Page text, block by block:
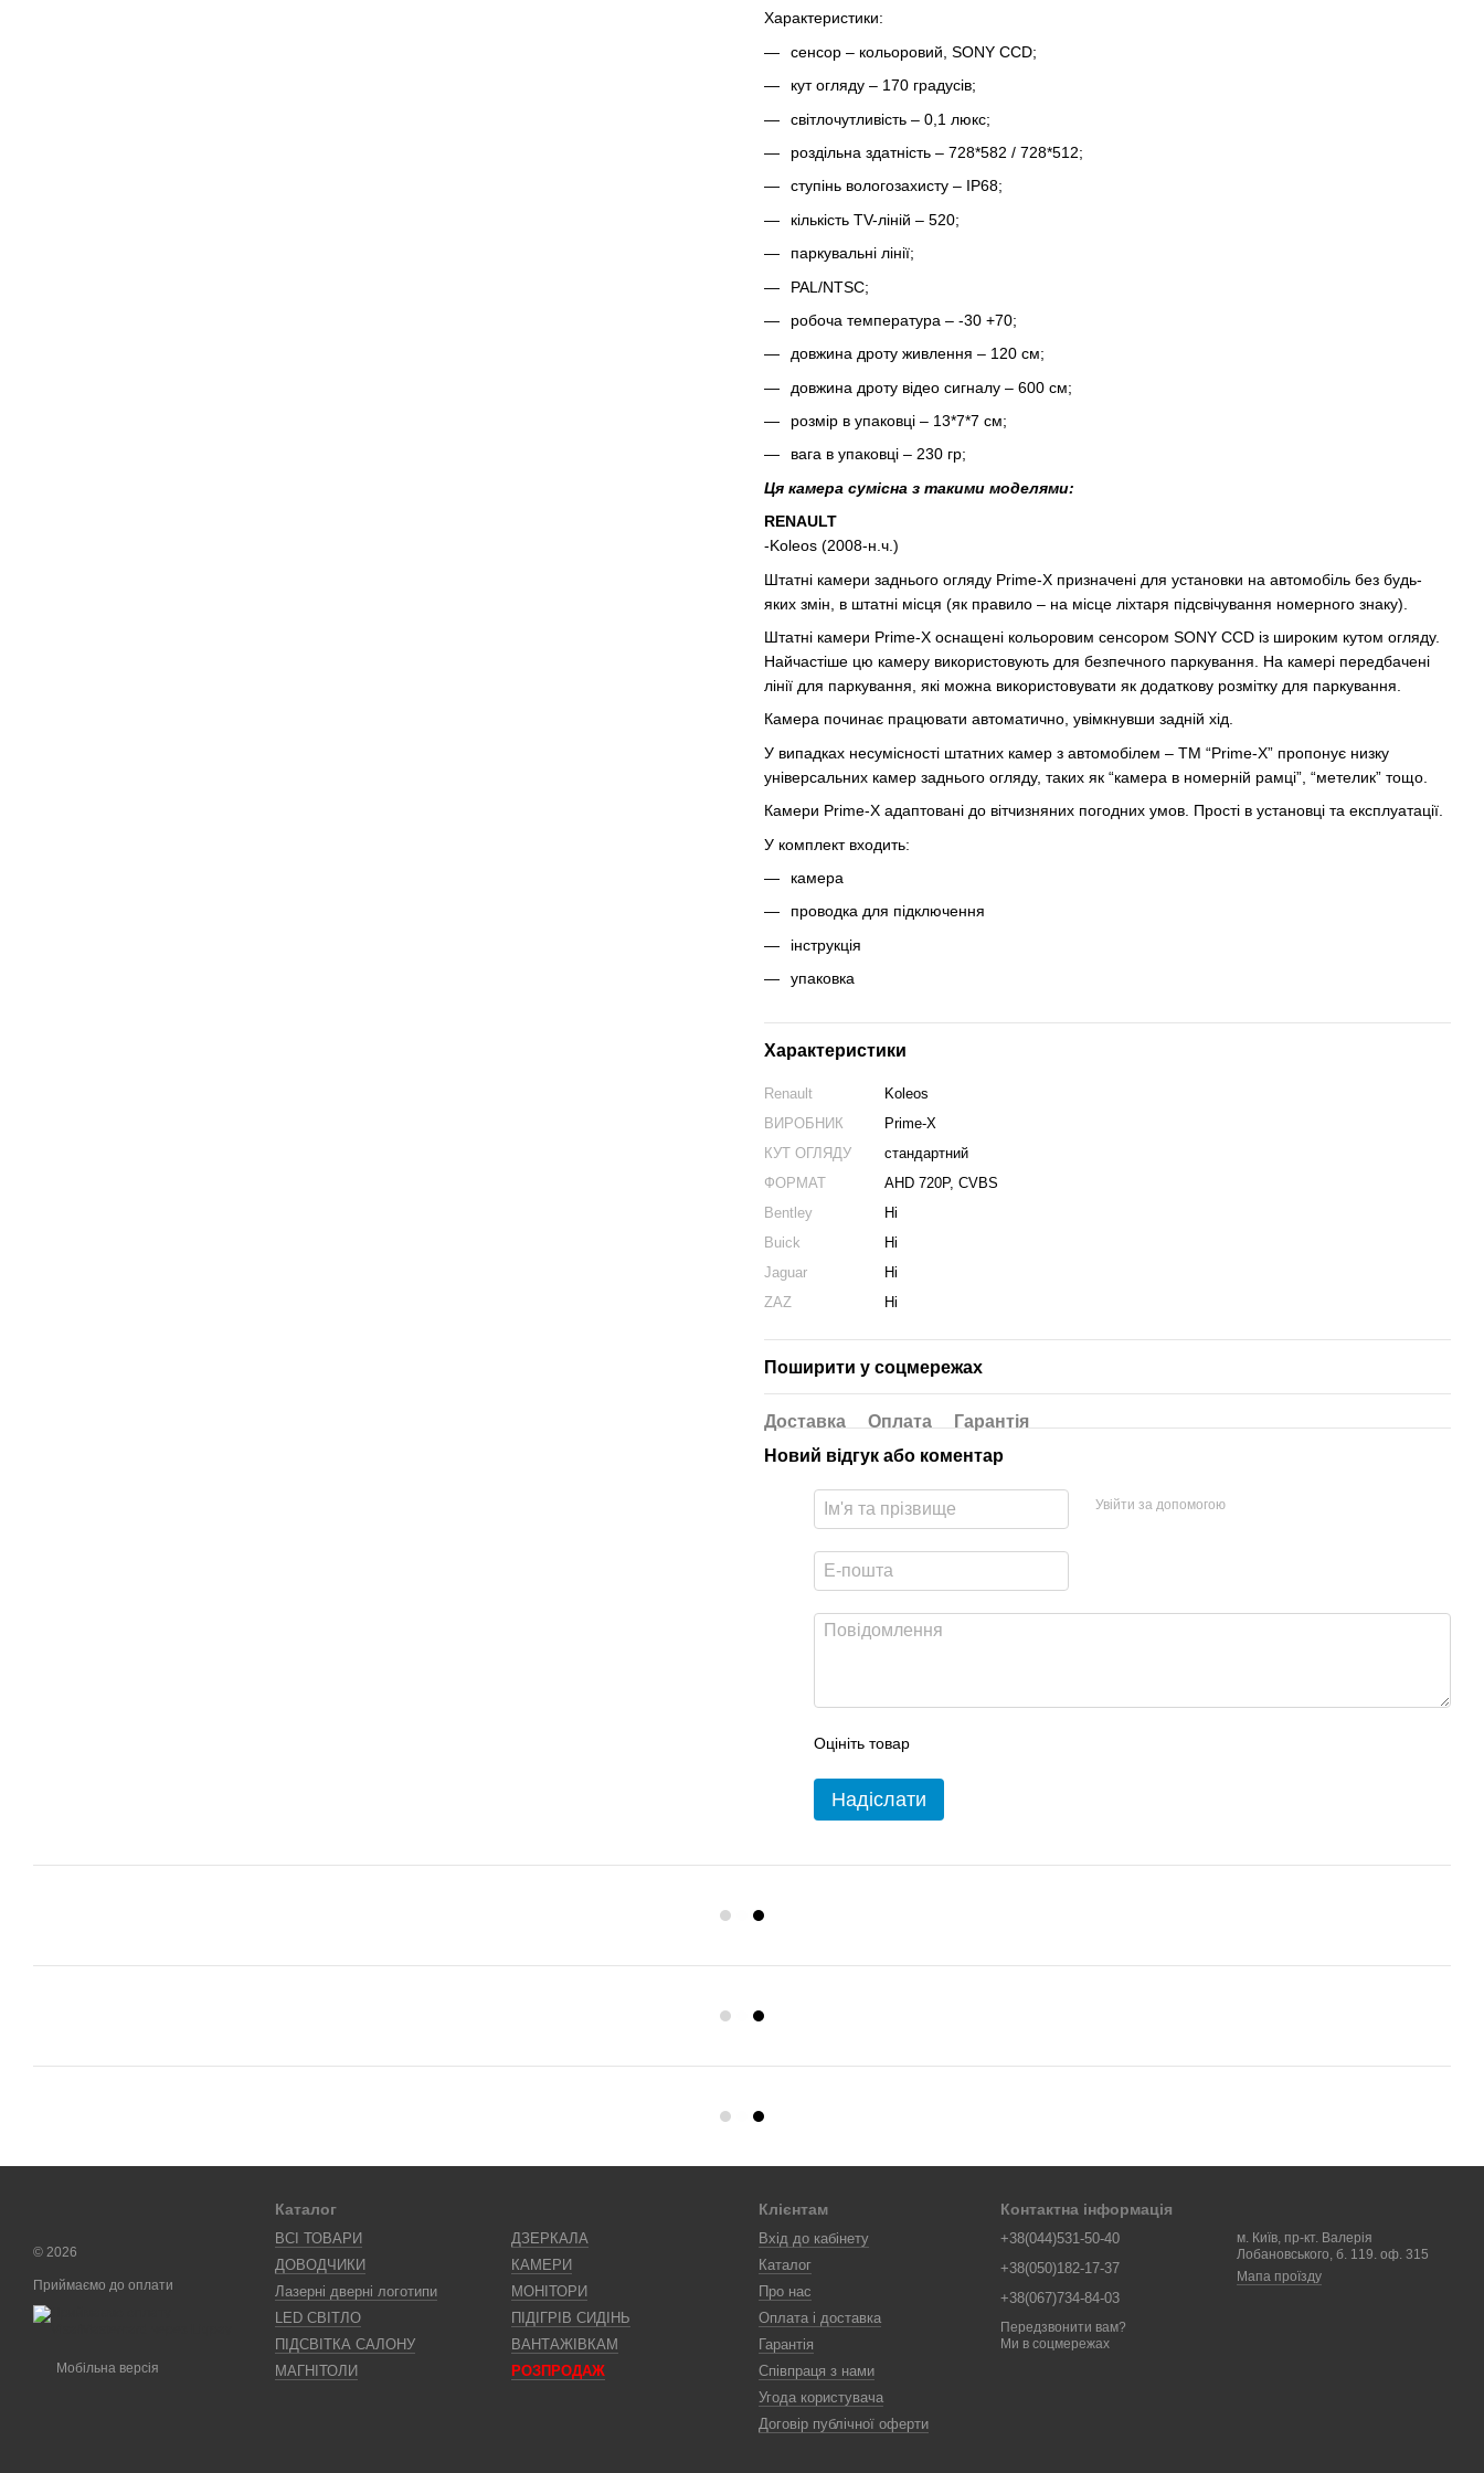
Характеристики:
сенсор – кольоровий, SONY CCD;
кут огляду – 170 градусів;
світлочутливість – 0,1 люкс;
роздільна здатність – 728*582 / 728*512;
ступінь вологозахисту – IP68;
кількість TV-ліній – 520;
паркувальні лінії;
PAL/NTSC;
робоча температура – -30 +70;
довжина дроту живлення – 120 см;
довжина дроту відео сигналу – 600 см;
розмір в упаковці – 13*7*7 см;
вага в упаковці – 230 гр;
Ця камера сумісна з такими моделями:
RENAULT
-Koleos (2008-н.ч.)
Штатні камери заднього огляду Prime-X призначені для установки на автомобіль без будь-
яких змін, в штатні місця (як правило – на місце ліхтаря підсвічування номерного знаку).
Штатні камери Prime-X оснащені кольоровим сенсором SONY CCD із широким кутом огляду.
Найчастіше цю камеру використовують для безпечного паркування. На камері передбачені
лінії для паркування, які можна використовувати як додаткову розмітку для паркування.
Камера починає працювати автоматично, увімкнувши задній хід.
У випадках несумісності штатних камер з автомобілем – TM “Prime-X” пропонує низку
універсальних камер заднього огляду, таких як “камера в номерній рамці”, “метелик” тощо.
Камери Prime-X адаптовані до вітчизняних погодних умов. Прості в установці та експлуатації.
У комплект входить:
камера
проводка для підключення
інструкція
упаковка
Характеристики
Renault
Koleos
ВИРОБНИК
Prime-X
КУТ ОГЛЯДУ
стандартний
ФОРМАТ
AHD 720P, CVBS
Bentley
Ні
Buick
Ні
Jaguar
Ні
ZAZ
Ні
Поширити у соцмережах
Доставка Оплата
Гарантія
Новий відгук або коментар
Увійти за допомогою
Оцініть товар
Надіслати
© 2026
Приймаємо до оплати
Мобільна версія
Каталог
ВСІ ТОВАРИ
ДОВОДЧИКИ
Лазерні дверні логотипи
LED СВІТЛО
ПІДСВІТКА САЛОНУ
МАГНІТОЛИ
ДЗЕРКАЛА
КАМЕРИ
МОНІТОРИ
ПІДІГРІВ СИДІНЬ
ВАНТАЖІВКАМ
РОЗПРОДАЖ
Клієнтам
Вхід до кабінету
Каталог
Про нас
Оплата і доставка
Гарантія
Співпраця з нами
Угода користувача
Договір публічної оферти
Контактна інформація
+38(044)531-50-40
+38(050)182-17-37
+38(067)734-84-03
Передзвонити вам?
м. Київ, пр-кт. Валерія
Лобановського, б. 119. оф. 315
Мапа проїзду
Ми в соцмережах